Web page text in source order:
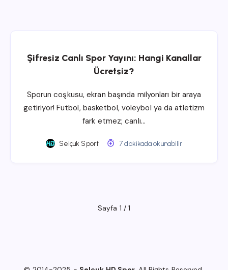
Şifresiz Canlı Spor Yayını: Hangi Kanallar
Ücretsiz?
Sporun coşkusu, ekran başında milyonları bir araya
getiriyor! Futbol, basketbol, voleybol ya da atletizm
fark etmez; canlı…
Selçuk Sport 7 dakikada okunabilir
Sayfa 1 / 1